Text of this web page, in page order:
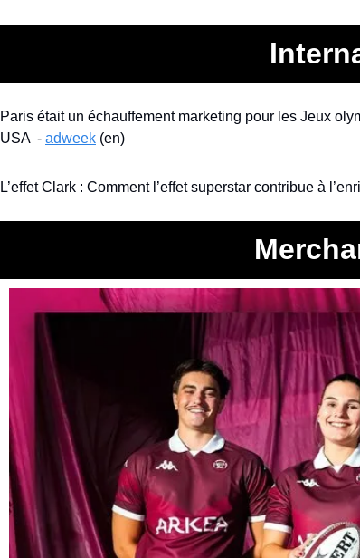
Paris était un échauffement marketing pour les Jeux
USA  - adweek (en)
L’effet Clark : Comment l’effet superstar contribue à